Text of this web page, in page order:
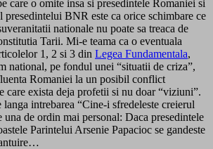
care o omite insa si presedintele Romaniei si
presedintelui BNR este ca orice schimbare ce
nationale nu poate sa treaca de
Tarii. Mi-e teama ca o eventuala
1, 2 si 3 din Legea Fundamentala,
national, pe fondul unei “situatii de criza”,
Romaniei la un posibil conflict
care exista deja profetii si nu doar “viziuni”.
intrebarea “Cine-i sfredeleste creierul
una de ordin mai personal: Daca presedintele
Parintelui Arsenie Papacioc se gandeste